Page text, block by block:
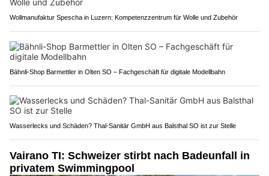
Wollmanufaktur Spescha in Luzern: Kompetenzzentrum für Wolle und Zubehör
Bähnli-Shop Barmettler in Olten SO – Fachgeschäft für digitale Modellbahn
Wasserlecks und Schäden? Thal-Sanitär GmbH aus Balsthal SO ist zur Stelle
Vairano TI: Schweizer stirbt nach Badeunfall in
privatem Swimmingpool